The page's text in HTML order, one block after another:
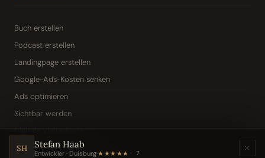
Buch erstellen
Podcast erstellen
Landingpage erstellen
Google-Ads-Kosten senken
Ads optimieren
Sichtbar werden
Digitale Visitenkarte
KI-Assistent (Toni · Jarvis)
SH Stefan Haab
Entwickler · Duisburg·★★★★★ 7